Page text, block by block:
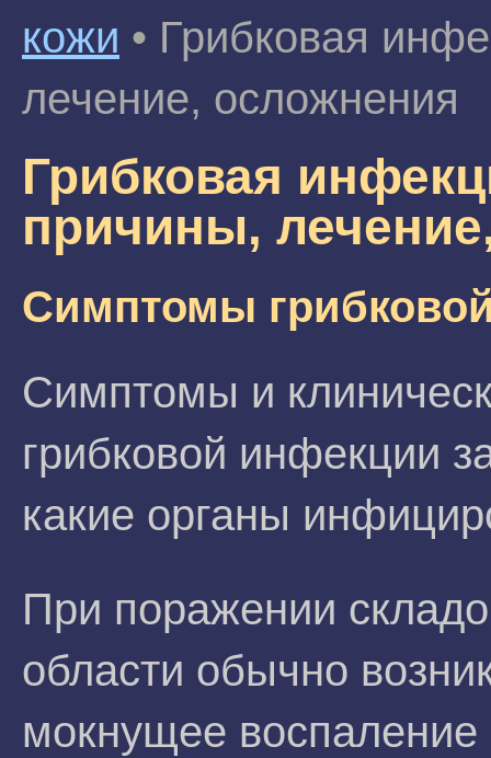
кожи • Грибковая
лечение, осложнения
Грибковая
причины,
Симптомы
Симптомы и
грибковой инфекции
какие органы
При поражении
области обычно
мокнущее